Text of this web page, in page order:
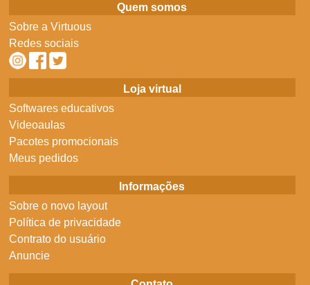
Quem somos
Sobre a Virtuous
Redes sociais
Loja virtual
Softwares educativos
Videoaulas
Pacotes promocionais
Meus pedidos
Informações
Sobre o novo layout
Política de privacidade
Contrato do usuário
Anuncie